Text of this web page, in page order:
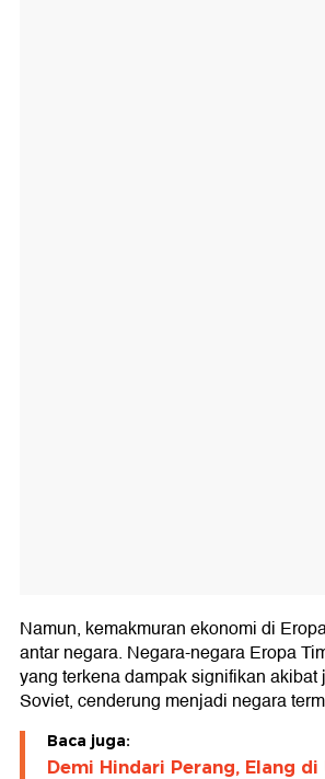
Namun, kemakmuran ekonomi di
antar negara. Negara-negara Eropa
yang terkena dampak signifikan akibat
Soviet, cenderung menjadi negara
Baca juga:
Demi Hindari Perang, Elang